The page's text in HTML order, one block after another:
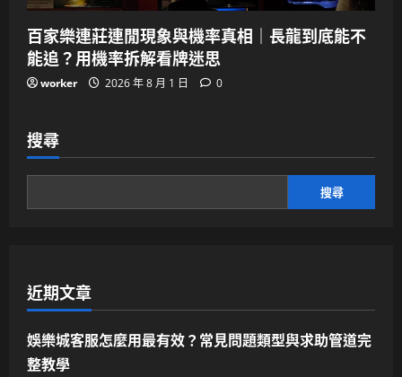
百家樂連莊連閒現象與機率真相｜長龍到底能不
能追？用機率拆解看牌迷思
worker 2026 年 8 月 1 日 0
搜尋
搜尋
近期文章
娛樂城客服怎麼用最有效？常見問題類型與求助管道完
整教學